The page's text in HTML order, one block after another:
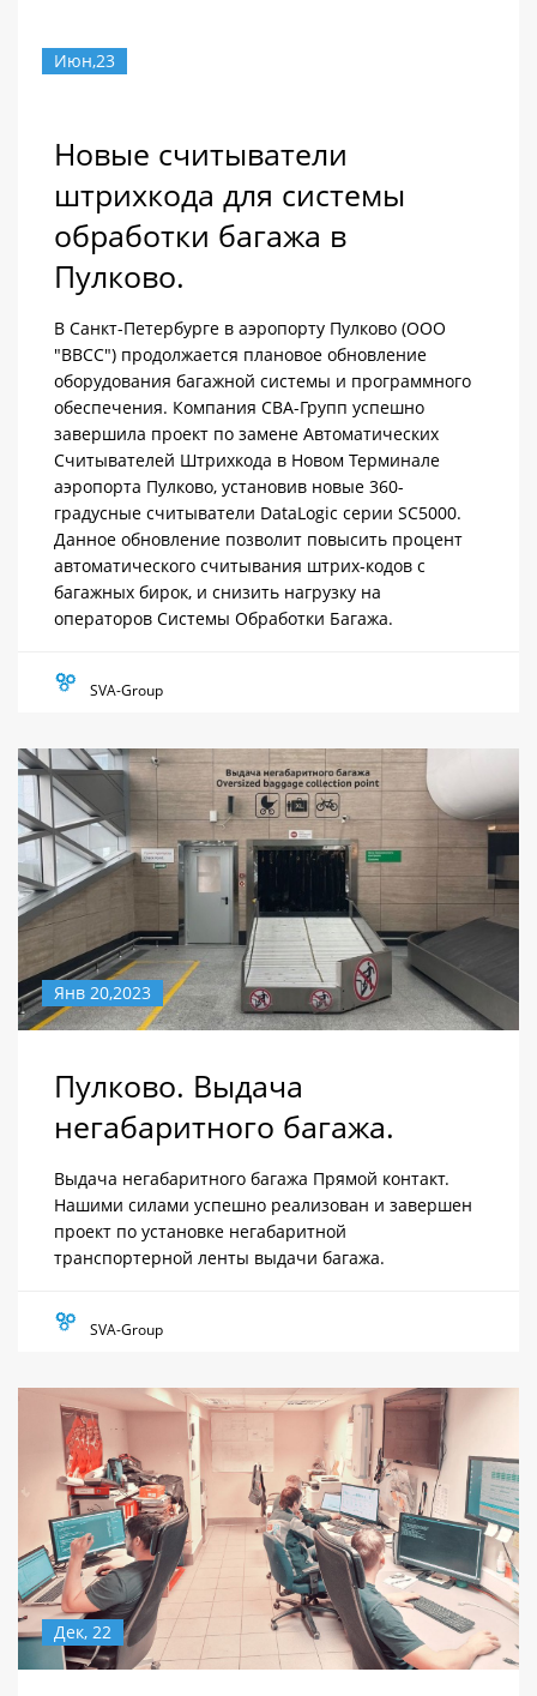
Июн,23
Новые считыватели
штрихкода для системы
обработки багажа в
Пулково.
В Санкт-Петербурге в аэропорту Пулково (ООО
"ВВСС") продолжается плановое обновление
оборудования багажной системы и программного
обеспечения. Компания СВА-Групп успешно
завершила проект по замене Автоматических
Считывателей Штрихкода в Новом Терминале
аэропорта Пулково, установив новые 360-
градусные считыватели DataLogic серии SC5000.
Данное обновление позволит повысить процент
автоматического считывания штрих-кодов с
багажных бирок, и снизить нагрузку на
операторов Системы Обработки Багажа.
SVA-Group
Янв 20,2023
Пулково. Выдача
негабаритного багажа.
Выдача негабаритного багажа Прямой контакт.
Нашими силами успешно реализован и завершен
проект по установке негабаритной
транспортерной ленты выдачи багажа.
SVA-Group
Дек, 22